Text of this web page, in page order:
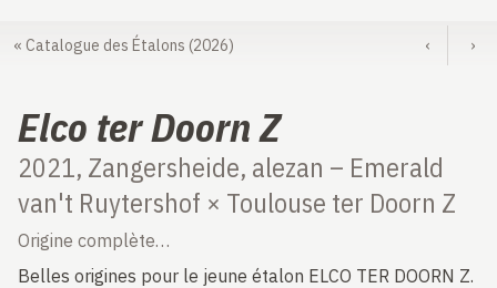
« Catalogue des Étalons (2026) ‹ ›
Elco ter Doorn Z
2021, Zangersheide, alezan – Emerald
van't Ruytershof × Toulouse ter Doorn Z
Origine complète…
Belles origines pour le jeune étalon ELCO TER DOORN Z.